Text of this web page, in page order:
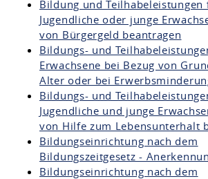
Bildung und Teilhabeleistungen
Jugendliche oder junge
von Bürgergeld beantragen
Bildungs- und
Erwachsene bei Bezug von
Alter oder bei
Bildungs- und
Jugendliche und junge
von Hilfe zum Lebensunterhalt
Bildungseinrichtung nach dem
Bildungszeitgesetz -
Bildungseinrichtung nach dem